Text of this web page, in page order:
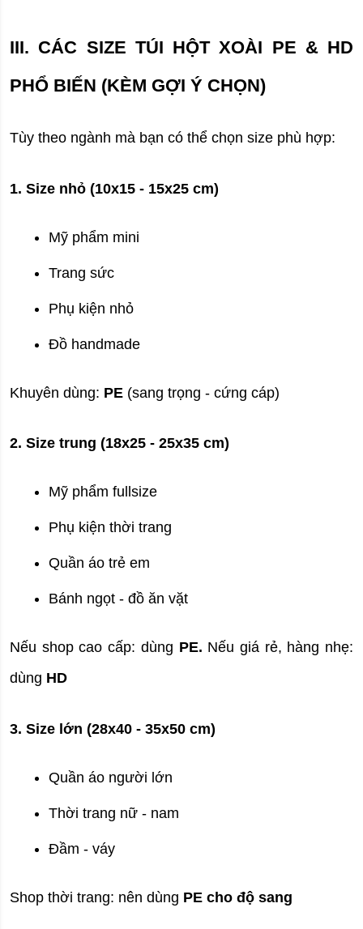
III. CÁC SIZE TÚI HỘT XOÀI PE & HD
PHỔ BIẾN (KÈM GỢI Ý CHỌN)
Tùy theo ngành mà bạn có thể chọn size phù hợp:
1. Size nhỏ (10x15 - 15x25 cm)
Mỹ phẩm mini
Trang sức
Phụ kiện nhỏ
Đồ handmade
Khuyên dùng: PE (sang trọng - cứng cáp)
2. Size trung (18x25 - 25x35 cm)
Mỹ phẩm fullsize
Phụ kiện thời trang
Quần áo trẻ em
Bánh ngọt - đồ ăn vặt
Nếu shop cao cấp: dùng PE. Nếu giá rẻ, hàng nhẹ:
dùng HD
3. Size lớn (28x40 - 35x50 cm)
Quần áo người lớn
Thời trang nữ - nam
Đầm - váy
Shop thời trang: nên dùng PE cho độ sang